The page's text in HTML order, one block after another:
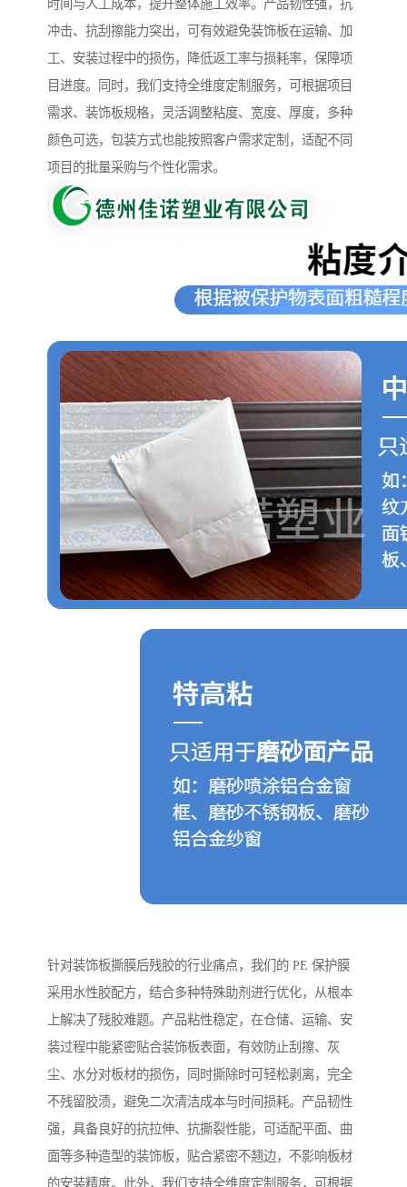
时间与人工成本，提升整体施工效率。产品韧性强，抗
冲击、抗刮擦能力突出，可有效避免装饰板在运输、加
工、安装过程中的损伤，降低返工率与损耗率，保障项
目进度。同时，我们支持全维度定制服务，可根据项目
需求、装饰板规格，灵活调整粘度、宽度、厚度，多种
颜色可选，包装方式也能按照客户需求定制，适配不同
项目的批量采购与个性化需求。
针对装饰板撕膜后残胶的行业痛点，我们的 PE 保护膜
采用水性胶配方，结合多种特殊助剂进行优化，从根本
上解决了残胶难题。产品粘性稳定，在仓储、运输、安
装过程中能紧密贴合装饰板表面，有效防止刮擦、灰
尘、水分对板材的损伤，同时撕除时可轻松剥离，完全
不残留胶渍，避免二次清洁成本与时间损耗。产品韧性
强，具备良好的抗拉伸、抗撕裂性能，可适配平面、曲
面等多种造型的装饰板，贴合紧密不翘边，不影响板材
的安装精度。此外，我们支持全维度定制服务，可根据